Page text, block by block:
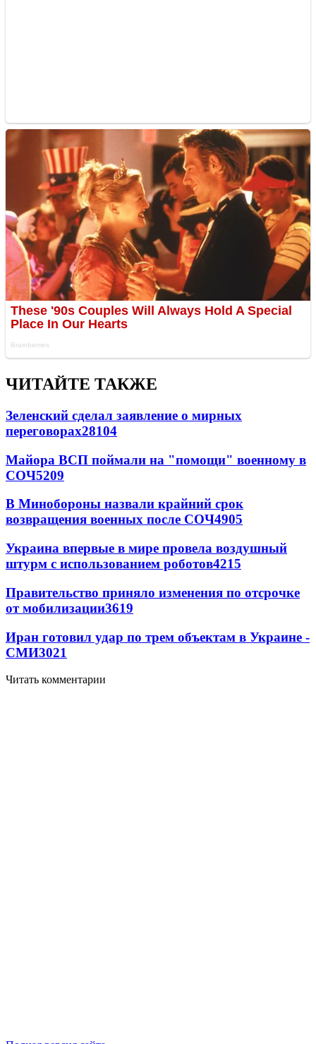
ЧИТАЙТЕ ТАКЖЕ
Зеленский сделал заявление о мирных
переговорах28104
Майора ВСП поймали на "помощи" военному в
СОЧ5209
В Минобороны назвали крайний срок
возвращения военных после СОЧ4905
Украина впервые в мире провела воздушный
штурм с использованием роботов4215
Правительство приняло изменения по отсрочке
от мобилизации3619
Иран готовил удар по трем объектам в Украине -
СМИ3021
Читать комментарии